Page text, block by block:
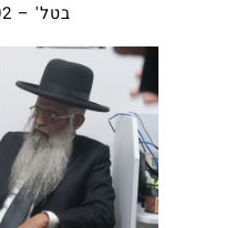
בטל' – 0509021902.